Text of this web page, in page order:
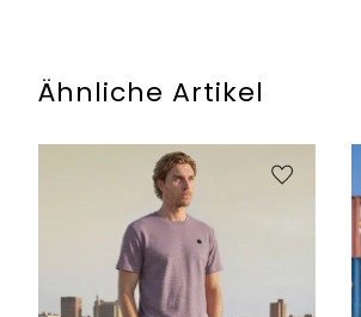
Ähnliche Artikel